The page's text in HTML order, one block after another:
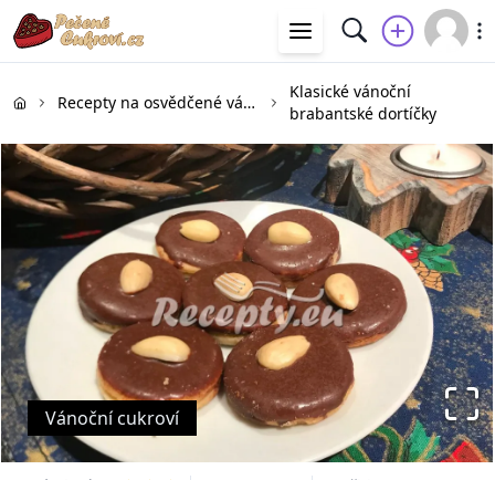
Recepty na osvědčené vánoční cukroví
Klasické vánoční
brabantské dortíčky
Vánoční cukroví